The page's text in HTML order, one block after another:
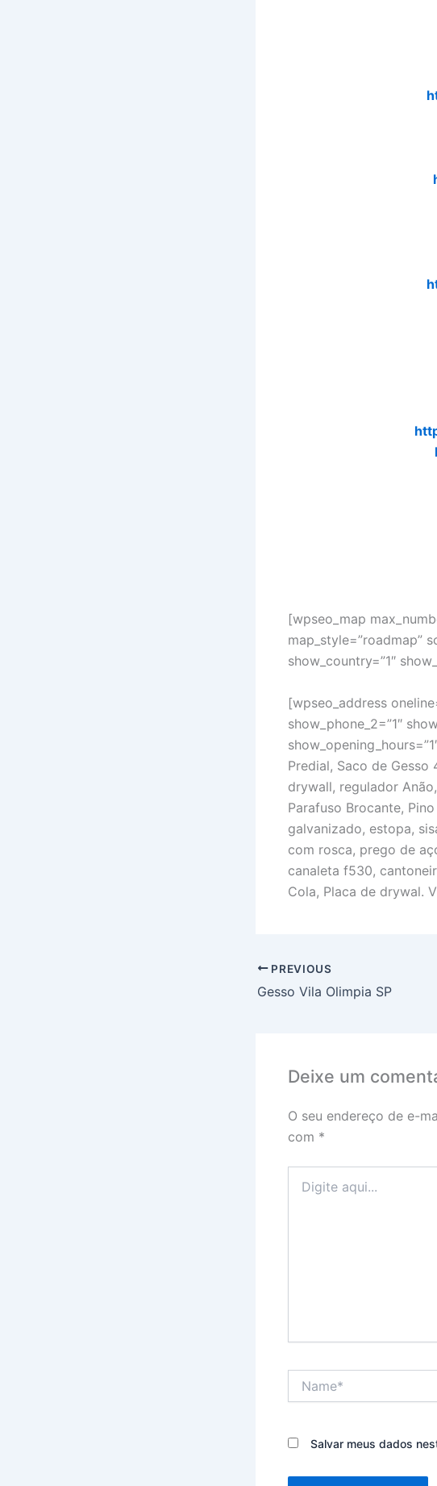
[wpseo_map
map_style=”roadmap”
show_country=”1″
[wpseo_address
show_phone_2=”1″
Predial, Saco de
drywall, regulador
Parafuso Brocante,
galvanizado, estopa,
com rosca, prego de
canaleta f530,
Cola, Placa de drywal.
PREVIOUS
Gesso Vila Olimpia SP
Deixe um
O seu endereço de e-
com *
aqui...
Salvar meus dados